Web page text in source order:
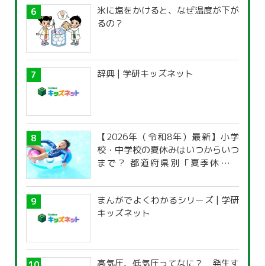
氷に塩をかけると、なぜ温度が下が
るの？
辞典 | 学研キッズネット
【2026年（令和8年）最新】小学
校・中学校の夏休みはいつからいつ
まで？ 都道府県別「夏季休暇一
まんがでよくわかるシリーズ | 学研
キッズネット